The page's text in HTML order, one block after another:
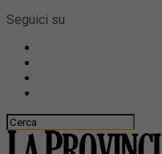
Seguici su